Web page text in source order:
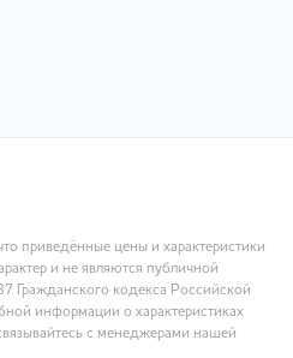
приведённые цены и характеристики
и не являются публичной
Гражданского кодекса Российской
информации о характеристиках
с менеджерами нашей